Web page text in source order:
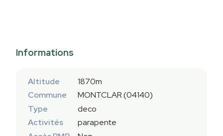
Informations
Altitude
1870m
Commune
MONTCLAR (04140)
Type
deco
Activités
parapente